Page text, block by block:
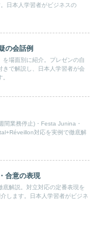
日本人学習者がビジネスの
の会話例
を場面別に紹介。プレゼンの自
きで解説し、日本人学習者が会
間業務停止)・Festa Junina・
対応を実例で徹底解
合意の表現
底解説。対立対応の定番表現を
します。日本人学習者がビジネ